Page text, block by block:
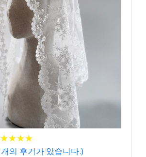
★★★★
★★★★
개의 후기가 있습니다.)